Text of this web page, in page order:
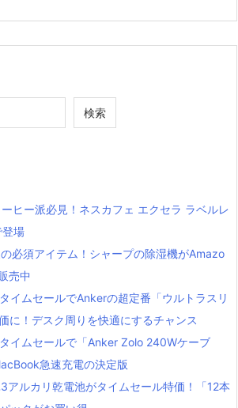
検索
ーヒー派必見！ネスカフェ エクセラ ラベルレ
登場
の必須アイテム！シャープの除湿機がAmazo
売中
イムセールでAnkerの超定番「ウルトラスリ
に！デスク周りを快適にするチャンス
タイムセールで「Anker Zolo 240Wケーブ
急速充電の決定版
3アルカリ乾電池がタイムセール特価！「12本